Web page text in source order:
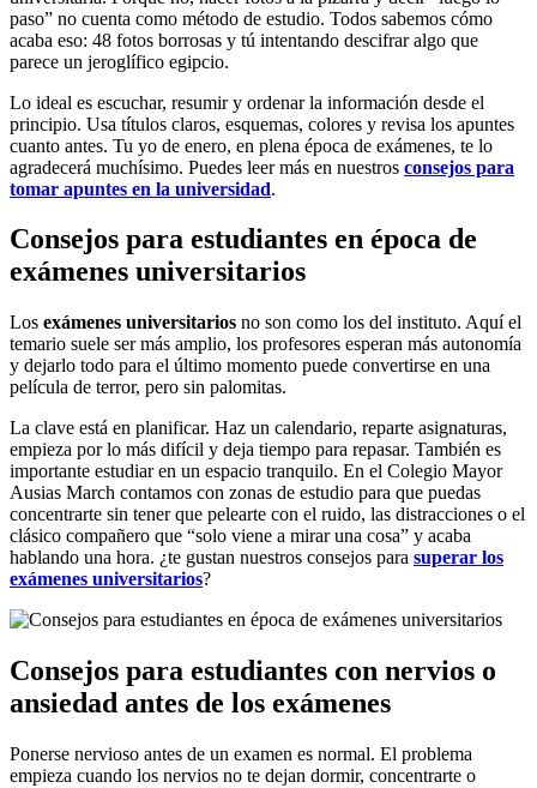
paso” no cuenta como método de estudio. Todos sabemos cómo
acaba eso: 48 fotos borrosas y tú intentando descifrar algo que
parece un jeroglífico egipcio.
Lo ideal es escuchar, resumir y ordenar la información desde el
principio. Usa títulos claros, esquemas, colores y revisa los apuntes
cuanto antes. Tu yo de enero, en plena época de exámenes, te lo
agradecerá muchísimo. Puedes leer más en nuestros consejos para
tomar apuntes en la universidad.
Consejos para estudiantes en época de
exámenes universitarios
Los exámenes universitarios no son como los del instituto. Aquí el
temario suele ser más amplio, los profesores esperan más autonomía
y dejarlo todo para el último momento puede convertirse en una
película de terror, pero sin palomitas.
La clave está en planificar. Haz un calendario, reparte asignaturas,
empieza por lo más difícil y deja tiempo para repasar. También es
importante estudiar en un espacio tranquilo. En el Colegio Mayor
Ausias March contamos con zonas de estudio para que puedas
concentrarte sin tener que pelearte con el ruido, las distracciones o el
clásico compañero que “solo viene a mirar una cosa” y acaba
hablando una hora. ¿te gustan nuestros consejos para superar los
exámenes universitarios?
Consejos para estudiantes con nervios o
ansiedad antes de los exámenes
Ponerse nervioso antes de un examen es normal. El problema
empieza cuando los nervios no te dejan dormir, concentrarte o